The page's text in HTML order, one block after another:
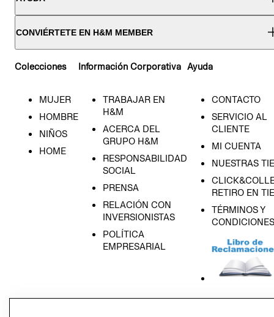
CONVIÉRTETE EN H&M MEMBER
Colecciones
MUJER
HOMBRE
NIÑOS
HOME
Información Corporativa
TRABAJAR EN
H&M
ACERCA DEL
GRUPO H&M
RESPONSABILIDAD
SOCIAL
PRENSA
RELACIÓN CON
INVERSIONISTAS
POLÍTICA
EMPRESARIAL
Ayuda
CONTACTO
SERVICIO AL
CLIENTE
MI CUENTA
NUESTRAS
RETIRO EN
TÉRMINOS Y
CONDICIONES